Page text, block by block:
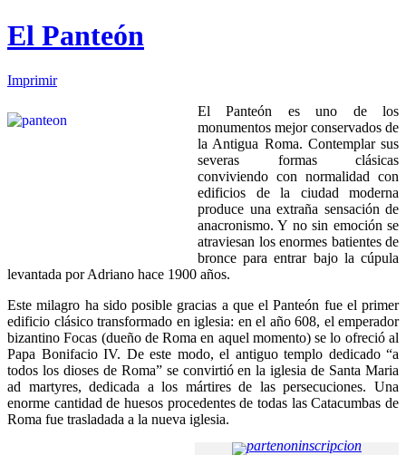
El Panteón
Imprimir
El Panteón es uno de los
monumentos mejor conservados de
la Antigua Roma. Contemplar sus
severas formas clásicas
conviviendo con normalidad con
edificios de la ciudad moderna
produce una extraña sensación de
anacronismo. Y no sin emoción se
atraviesan los enormes batientes de
bronce para entrar bajo la cúpula
levantada por Adriano hace 1900 años.
Este milagro ha sido posible gracias a que el Panteón fue el primer
edificio clásico transformado en iglesia: en el año 608, el emperador
bizantino Focas (dueño de Roma en aquel momento) se lo ofreció al
Papa Bonifacio IV. De este modo, el antiguo templo dedicado “a
todos los dioses de Roma” se convirtió en la iglesia de Santa Maria
ad martyres, dedicada a los mártires de las persecuciones. Una
enorme cantidad de huesos procedentes de todas las Catacumbas de
Roma fue trasladada a la nueva iglesia.